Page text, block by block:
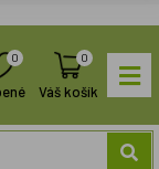
0 0
Váš košík